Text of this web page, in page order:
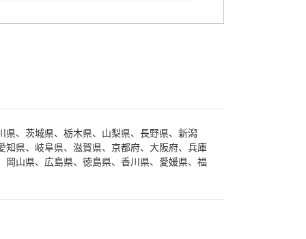
県、茨城県、栃木県、山梨県、長野県、新潟
知県、岐阜県、滋賀県、京都府、大阪府、兵庫
岡山県、広島県、徳島県、香川県、愛媛県、福